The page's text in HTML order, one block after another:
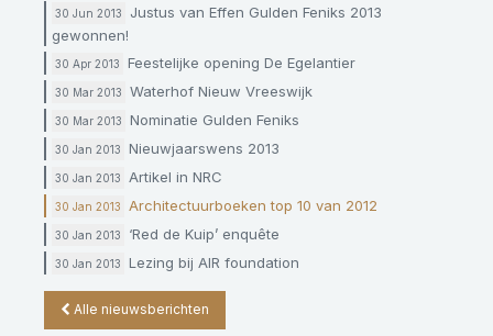
30 Jun 2013
Justus van Effen Gulden Feniks 2013
gewonnen!
30 Apr 2013 Feestelijke opening De Egelantier
30 Mar 2013 Waterhof Nieuw Vreeswijk
30 Mar 2013 Nominatie Gulden Feniks
30 Jan 2013 Nieuwjaarswens 2013
30 Jan 2013 Artikel in NRC
30 Jan 2013 Architectuurboeken top 10 van 2012
30 Jan 2013 ‘Red de Kuip’ enquête
30 Jan 2013 Lezing bij AIR foundation
Alle nieuwsberichten